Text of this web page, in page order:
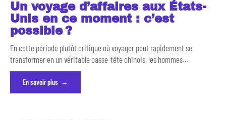
Un voyage d’affaires aux États-
Unis en ce moment : c’est
possible ?
En cette période plutôt critique où voyager peut rapidement se
transformer en un véritable casse-tête chinois, les hommes…
En savoir plus